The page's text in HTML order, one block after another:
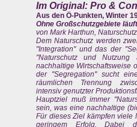
Im Original: Pro &
Aus den Ö-Punkten, Winter
Ohne Großschutzgebiete
von Mark Harthun,
Dem Naturschutz werden
"Integration" und das der
"Naturschutz und
nachhaltige Wirtschaftsweise
der "Segregation" sucht
räumlichen Trennung
intensiv genutzter
Hauptziel muß immer
sein, was eine nachhaltige
Für dieses Ziel kämpfen viele
geringem Erfolg. Dabei